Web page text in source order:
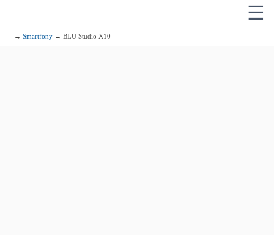
☰
→Smartfony → BLU Studio X10